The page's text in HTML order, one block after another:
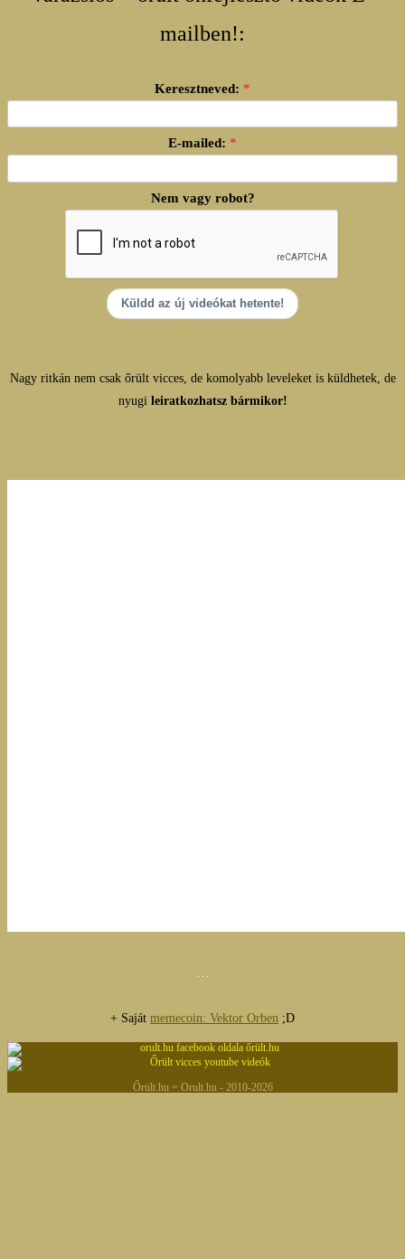
mailben!:
Keresztneved:
E-mailed:
Nem vagy robot?
Küldd az új videókat hetente!
Nagy ritkán nem csak őrült vicces, de komolyabb leveleket is küldhetek, de
nyugi leiratkozhatsz bármikor!
+ Saját memecoin: Vektor Orben ;D
Őrült.hu = Orult.hu - 2010-2026